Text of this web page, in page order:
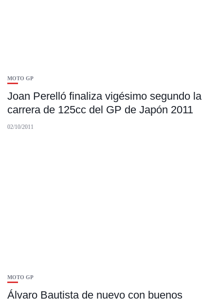
MOTO GP
Joan Perelló finaliza vigésimo segundo la
carrera de 125cc del GP de Japón 2011
02/10/2011
MOTO GP
Álvaro Bautista de nuevo con buenos